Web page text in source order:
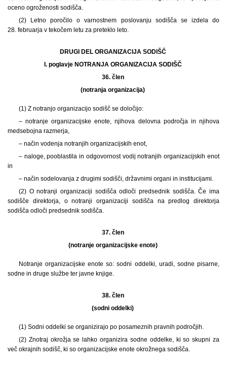
oceno ogroženosti sodišča.
(2) Letno poročilo o varnostnem poslovanju sodišča se izdela do
28. februarja v tekočem letu za preteklo leto.
DRUGI DEL ORGANIZACIJA SODIŠČ
I. poglavje NOTRANJA ORGANIZACIJA SODIŠČ
36. člen
(notranja organizacija)
(1) Z notranjo organizacijo sodišč se določijo:
– notranje organizacijske enote, njihova delovna področja in njihova
medsebojna razmerja,
– način vodenja notranjih organizacijskih enot,
– naloge, pooblastila in odgovornost vodij notranjih organizacijskih enot
in
– način sodelovanja z drugimi sodišči, državnimi organi in institucijami.
(2) O notranji organizaciji sodišča odloči predsednik sodišča. Če ima
sodišče direktorja, o notranji organizaciji sodišča na predlog direktorja
sodišča odloči predsednik sodišča.
37. člen
(notranje organizacijske enote)
Notranje organizacijske enote so: sodni oddelki, uradi, sodne pisarne,
sodne in druge službe ter javne knjige.
38. člen
(sodni oddelki)
(1) Sodni oddelki se organizirajo po posameznih pravnih področjih.
(2) Znotraj okrožja se lahko organizira sodne oddelke, ki so skupni za
več okrajnih sodišč, ki so organizacijske enote okrožnega sodišča.